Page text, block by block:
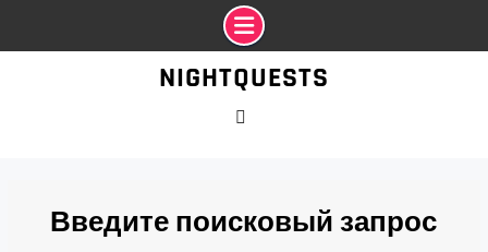
NIGHTQUESTS
Введите поисковый запрос